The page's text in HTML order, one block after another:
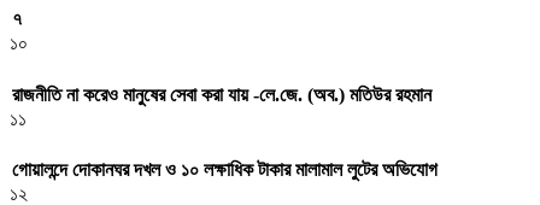
৭
১০
রাজনীতি না করেও মানুষের সেবা করা যায় -লে.জে. (অব.) মতিউর রহমান
১১
গোয়ালন্দে দোকানঘর দখল ও ১০ লক্ষাধিক টাকার মালামাল লুটের অভিযোগ
১২